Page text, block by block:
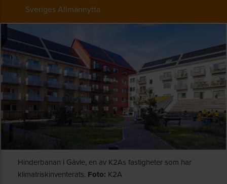
Sveriges Allmännytta
Hinderbanan i Gävle, en av K2As fastigheter som har
klimatriskinventerats. Foto: K2A